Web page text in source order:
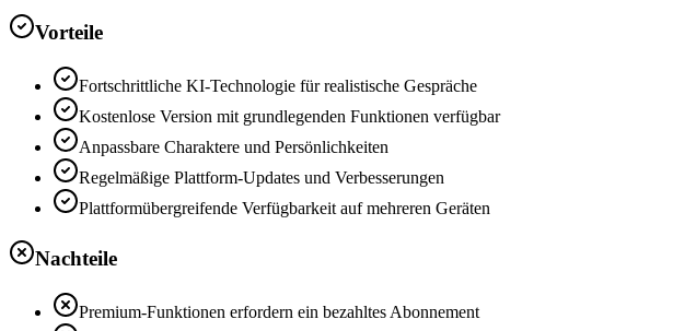
Vorteile
Fortschrittliche KI-Technologie für realistische Gespräche
Kostenlose Version mit grundlegenden Funktionen verfügbar
Anpassbare Charaktere und Persönlichkeiten
Regelmäßige Plattform-Updates und Verbesserungen
Plattformübergreifende Verfügbarkeit auf mehreren Geräten
Nachteile
Premium-Funktionen erfordern ein bezahltes Abonnement